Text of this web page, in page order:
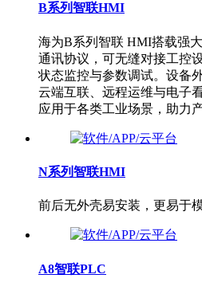
B系列智联HMI
海为B系列智联 HMI搭载强
通讯协议，可无缝对接工控
状态监控与参数调试。设备
云端互联、远程运维与电子
应用于各类工业场景，助力
N系列智联HMI
前后无外壳易安装，更易于
A8智联PLC